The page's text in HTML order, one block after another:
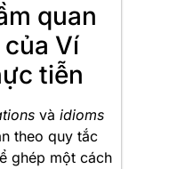
quan
Ví
tiễn
và idioms
theo quy tắc
ghép một cách